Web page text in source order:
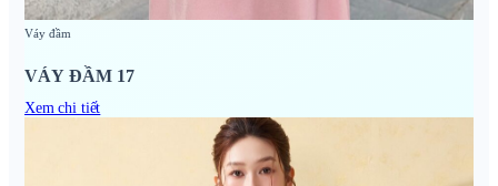
Váy đầm
VÁY ĐẦM 17
Xem chi tiết